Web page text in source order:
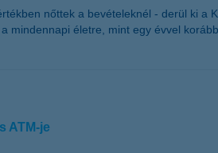
nőttek a bevételeknél - derül ki
mindennapi életre, mint egy évvel
ATM-je